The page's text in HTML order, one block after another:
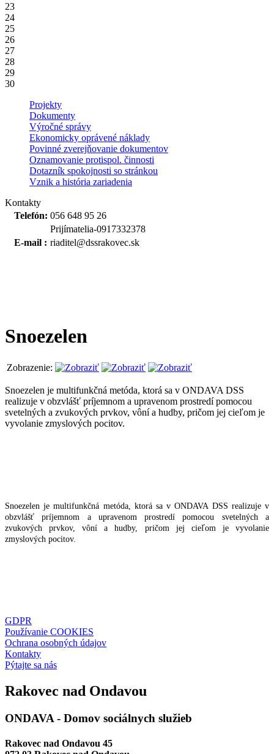
23
24
25
26
27
28
29
30
Projekty
Dokumenty
Výročné správy
Ekonomicky oprávené náklady
Povinné zverejňovanie dokumentov
Oznamovanie protispol. činnosti
Dotazník spokojnosti so stránkou
Vznik a história zariadenia
Kontakty
Telefón: 056 648 95 26
Prijímatelia-0917332378
E-mail : riaditel@dssrakovec.sk
Snoezelen
Zobrazenie:
Snoezelen je multifunkčná metóda, ktorá sa v ONDAVA DSS
realizuje v obzvlášť príjemnom a upravenom prostredí pomocou
svetelných a zvukových prvkov, vôní a hudby, pričom jej cieľom je
vyvolanie zmyslových pocitov.
Snoezelen je multifunkčná metóda, ktorá sa v ONDAVA DSS realizuje v
obzvlášť príjemnom a upravenom prostredí pomocou svetelných a
zvukových prvkov, vôní a hudby, pričom jej cieľom je vyvolanie
zmyslových pocitov.
GDPR
Používanie COOKIES
Ochrana osobných údajov
Kontakty
Pýtajte sa nás
Rakovec nad Ondavou
ONDAVA - Domov sociálnych služieb
Rakovec nad Ondavou 45